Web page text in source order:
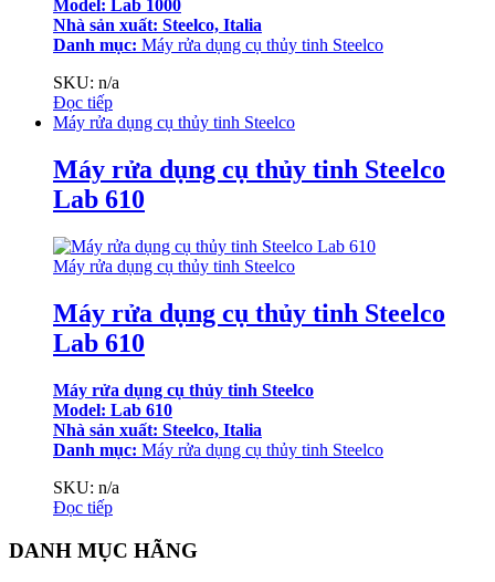
Model: Lab 1000
Nhà sản xuất: Steelco, Italia
Danh mục: Máy rửa dụng cụ thủy tinh Steelco
SKU: n/a
Đọc tiếp
Máy rửa dụng cụ thủy tinh Steelco
Máy rửa dụng cụ thủy tinh Steelco
Lab 610
Máy rửa dụng cụ thủy tinh Steelco
Máy rửa dụng cụ thủy tinh Steelco
Lab 610
Máy rửa dụng cụ thủy tinh Steelco
Model: Lab 610
Nhà sản xuất: Steelco, Italia
Danh mục: Máy rửa dụng cụ thủy tinh Steelco
SKU: n/a
Đọc tiếp
DANH MỤC HÃNG